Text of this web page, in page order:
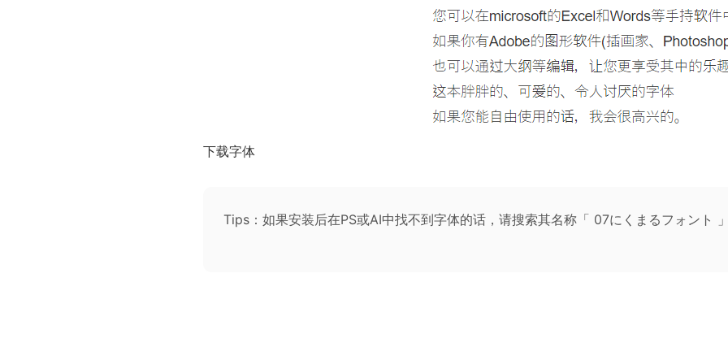
下载字体
Tips：如果安装后在PS或AI中找不到字体的话，请搜索其名称「 07にくまるフォント